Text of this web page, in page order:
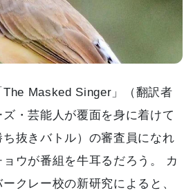
The Masked Singer」（翻訳者
・芸能人が覆面を身に着けて
抜きバトル）の審査員になれ
ウが番組を牛耳るだろう。 カ
クレー校の新研究によると、